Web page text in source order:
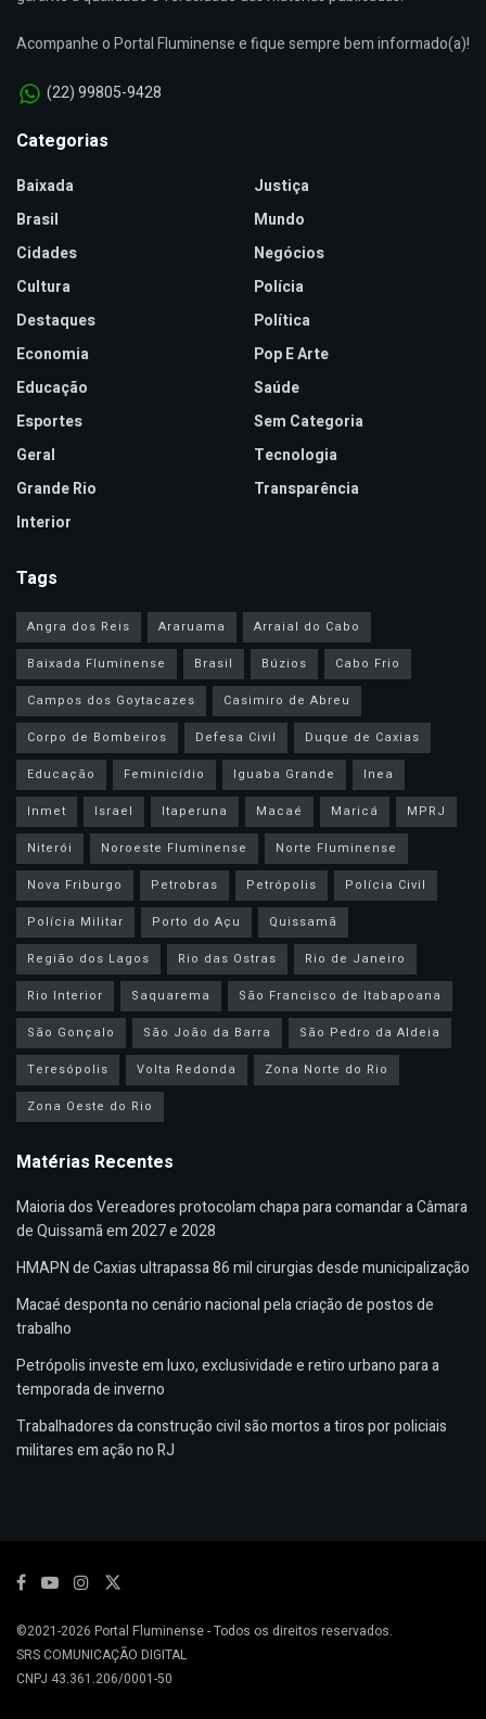
Acompanhe o Portal Fluminense e fique sempre bem informado(a)!
(22) 99805-9428
Categorias
Baixada
Brasil
Cidades
Cultura
Destaques
Economia
Educação
Esportes
Geral
Grande Rio
Interior
Justiça
Mundo
Negócios
Polícia
Política
Pop E Arte
Saúde
Sem Categoria
Tecnologia
Transparência
Tags
Angra dos Reis Araruama
Arraial do Cabo
Baixada Fluminense
Brasil Búzios
Cabo Frio
Campos dos Goytacazes
Casimiro de Abreu
Corpo de Bombeiros
Defesa Civil
Duque de Caxias
Educação
Feminicídio Iguaba Grande
Inea
Inmet
Israel Itaperuna Macaé Maricá
MPRJ
Niterói
Noroeste Fluminense
Norte Fluminense
Nova Friburgo
Petrobras Petrópolis
Polícia Civil
Polícia Militar
Porto do Açu
Quissamã
Região dos Lagos
Rio das Ostras
Rio de Janeiro
Rio Interior
Saquarema
São Francisco de Itabapoana
São Gonçalo
São João da Barra
São Pedro da Aldeia
Teresópolis
Volta Redonda
Zona Norte do Rio
Zona Oeste do Rio
Matérias Recentes
Maioria dos Vereadores protocolam chapa para comandar a Câmara
de Quissamã em 2027 e 2028
HMAPN de Caxias ultrapassa 86 mil cirurgias desde municipalização
Macaé desponta no cenário nacional pela criação de postos de
trabalho
Petrópolis investe em luxo, exclusividade e retiro urbano para a
temporada de inverno
Trabalhadores da construção civil são mortos a tiros por policiais
militares em ação no RJ
©2021-2026 Portal Fluminense- Todos os direitos reservados.
SRS COMUNICAÇÃO DIGITAL
CNPJ 43.361.206/0001-50